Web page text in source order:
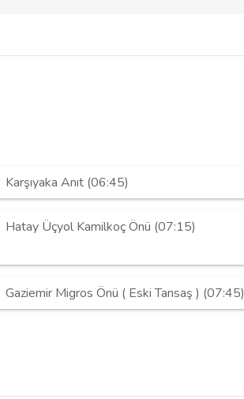
Karşıyaka Anıt (06:45)
Hatay Üçyol Kamilkoç Önü (07:15)
Gaziemir Migros Önü ( Eski Tansaş ) (07:45)